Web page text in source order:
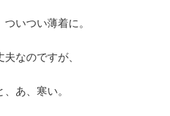
いつい薄着に。
なのですが、
あ、寒い。